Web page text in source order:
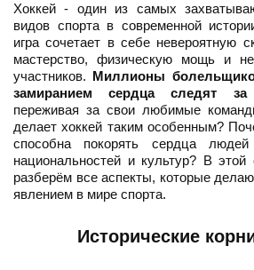
Хоккей - один из самых
видов спорта в современной
игра сочетает в себе невероятную
мастерство, физическую мощь и
участников. Миллионы
замиранием сердца следят
переживая за свои любимые
делает хоккей таким особенным?
способна покорять сердца людей
национальностей и культур? В
разберём все аспекты, которые
явлением в мире спорта.
Исторические